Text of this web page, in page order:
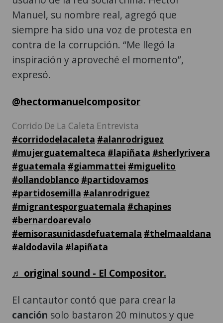
Manuel, su nombre real, agregó que
siempre ha sido una voz de protesta en
contra de la corrupción. “Me llegó la
inspiración y aproveché el momento”,
expresó.
@hectormanuelcompositor
Corrido De La Caleta Entrevista
#corridodelacaleta #alanrodriguez
#mujerguatemalteca #lapiñata #sherlyrivera
#guatemala #giammattei #miguelito
#ollandoblanco #partidovamos
#partidosemilla #alanrodriguez
#migrantesporguatemala #chapines
#bernardoarevalo
#emisorasunidasdefuatemala #thelmaaldana
#aldodavila #lapiñata
♬ original sound - El Compositor.
El cantautor contó que para crear la
canción solo bastaron 20 minutos y que